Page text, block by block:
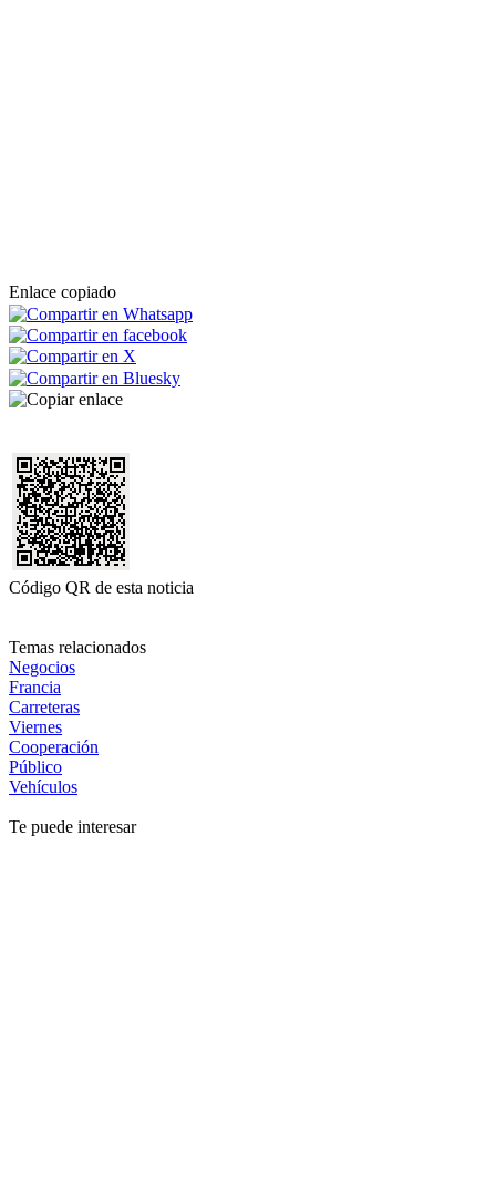
Enlace copiado
Código QR de esta noticia
Temas relacionados
Negocios
Francia
Carreteras
Viernes
Cooperación
Público
Vehículos
Te puede interesar